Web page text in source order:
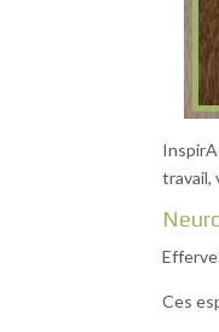
travail,
Ces